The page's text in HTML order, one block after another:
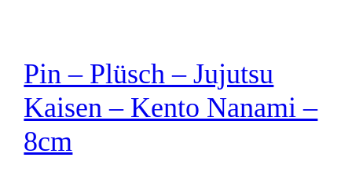
Pin – Plüsch – Jujutsu
Kaisen – Kento Nanami –
8cm